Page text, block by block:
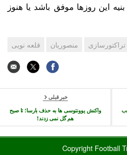
این روزها موفق باشد یا هنوز
تراکتورسازی منصوریان قلعه نویی
خبر قبلی
واکنش یوونتوسی ها به حذف بارسا؛ تا صبح
هم گل نمی زدند!